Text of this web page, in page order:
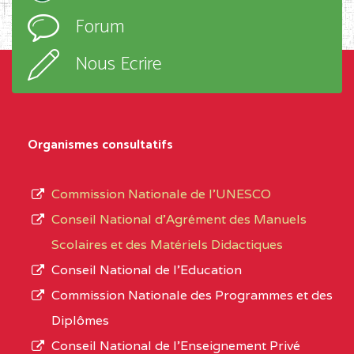
CENTRE
CEGTI ST BENOIT DE
NDOMO BP :1154
CENTRE
COLLEGE PRIVE
CATHOLIQUE JOSPEH
STINTZI BP :53 OBALA
CENTRE
COLLEGE PRIVE LAIC LE
d’enseignement,
type
L’offre
Forum
Nous Ecrire
Organismes consultatifs
Commission Nationale de l’UNESCO
Conseil National d’Agrément des Manuels
Scolaires et des Matériels Didactiques
Conseil National de l’Education
Commission Nationale des Programmes et des
Diplômes
Conseil National de l’Enseignement Privé